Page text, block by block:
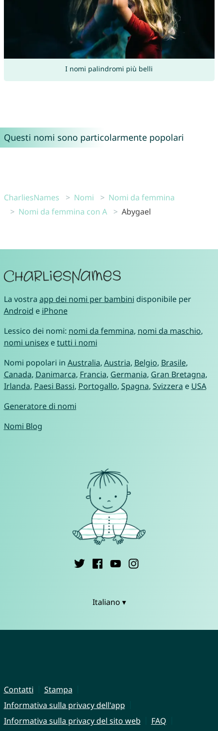
I nomi palindromi più belli
Questi nomi sono particolarmente popolari
CharliesNames Nomi
Nomi da femmina
Nomi da femmina con A
Abygael
La vostra app dei nomi per bambini disponibile per
Android e iPhone
Lessico dei nomi: nomi da femmina, nomi da maschio,
nomi unisexetutti i nomi
Nomi popolari in Australia, Austria, Belgio, Brasile,
Canada, Danimarca, Francia, Germania, Gran Bretagna,
Irlanda, Paesi Bassi, Portogallo, Spagna, Svizzera e USA
Generatore di nomi
Nomi Blog
Italiano ▾
Contatti
Stampa
Informativa sulla privacy dell'app
Informativa sulla privacy del sito web
FAQ